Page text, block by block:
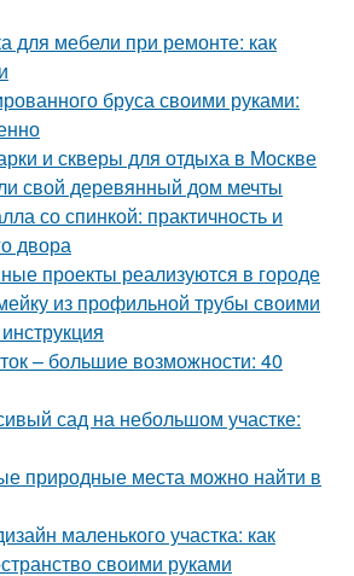
для мебели при ремонте: как
бруса своими руками:
и скверы для отдыха в Москве
свой деревянный дом мечты
со спинкой: практичность и
двора
проекты реализуются в городе
из профильной трубы своими
– большие возможности: 40
сад на небольшом участке:
природные места можно найти в
маленького участка: как
своими руками